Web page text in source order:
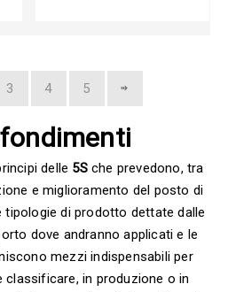
3 4 5
delle 5Sche prevedono, tra
e miglioramento del posto di
tipologie di prodotto dettate dalle
dove andranno applicati e le
mezzi indispensabili per
classificare, in produzione o in